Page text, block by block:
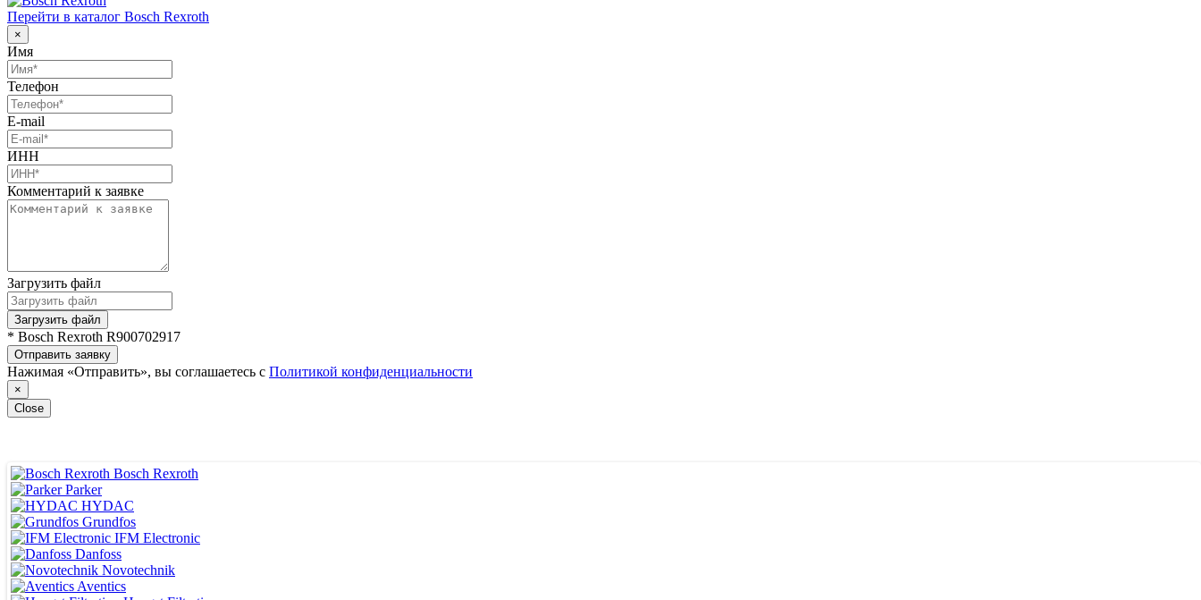
Перейти в каталог Bosch Rexroth
×
Имя
Телефон
E-mail
ИНН
Комментарий к заявке
Загрузить файл
Загрузить файл
* Bosch Rexroth R900702917
Отправить заявку
Нажимая «Отправить», вы соглашаетесь с Политикой конфиденциальности
×
Close
Bosch Rexroth
Parker
HYDAC
Grundfos
IFM Electronic
Danfoss
Novotechnik
Aventics